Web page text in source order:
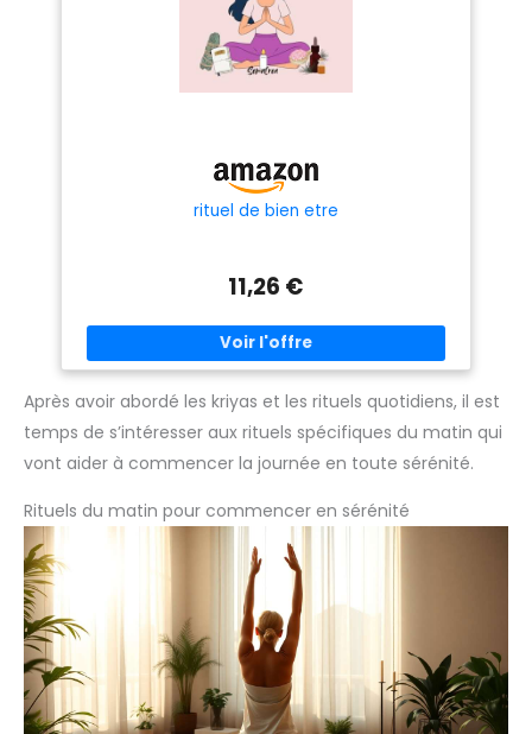
rituel de bien etre
11,26 €
Après avoir abordé les kriyas et les rituels quotidiens, il est
temps de s’intéresser aux rituels spécifiques du matin qui
vont aider à commencer la journée en toute sérénité.
Rituels du matin pour commencer en sérénité